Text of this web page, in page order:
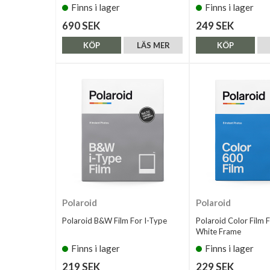
Finns i lager
690 SEK
LÄS MER
KÖP
Finns i lager
249 SEK
KÖP
Polaroid
Polaroid B&W Film For I-Type
Finns i lager
219 SEK
Polaroid
Polaroid Color Film
White Frame
Finns i lager
229 SEK